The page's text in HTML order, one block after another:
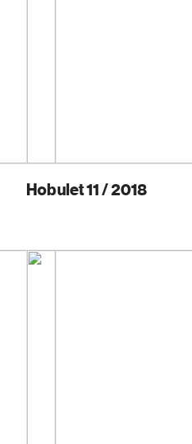
Hobulet 11 / 2018